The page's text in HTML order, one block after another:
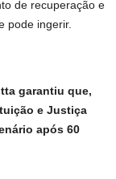
de recuperação e
pode ingerir.
garantiu que,
e Justiça
após 60